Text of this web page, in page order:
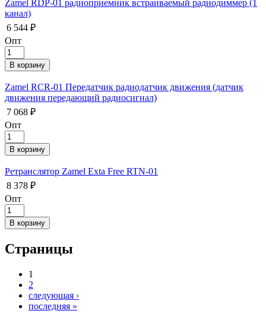
Zamel RDP-01 радиоприемник встраиваемый радиодиммер (1
канал)
6 544 ₽
Опт
Zamel RCR-01 Передатчик радиодатчик движения (датчик
движения передающий радиосигнал)
7 068 ₽
Опт
Ретранслятор Zamel Exta Free RTN-01
8 378 ₽
Опт
Страницы
1
2
следующая ›
последняя »